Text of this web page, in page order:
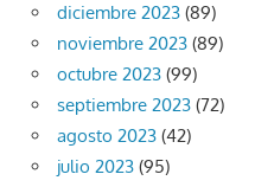
diciembre 2023 (89)
noviembre 2023 (89)
octubre 2023 (99)
septiembre 2023 (72)
agosto 2023 (42)
julio 2023 (95)